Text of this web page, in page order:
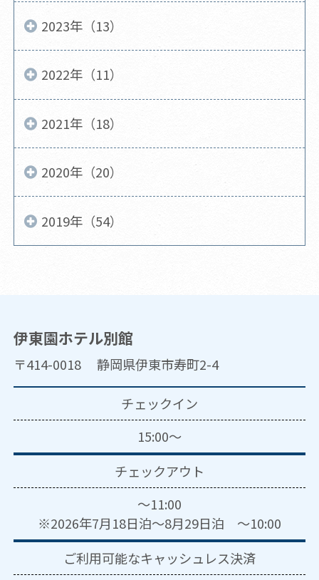
2023年（13）
2022年（11）
2021年（18）
2020年（20）
2019年（54）
伊東園ホテル別館
〒414-0018 静岡県伊東市寿町2-4
チェックイン
15:00～
チェックアウト
～11:00
※2026年7月18日泊～8月29日泊 ～10:00
ご利用可能なキャッシュレス決済